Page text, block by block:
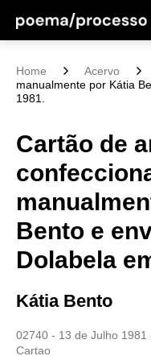
Home Acervo
manualmente por Kátia
1981.
Cartão de
Bento e
Dolabela
Kátia Bento
02740 - 13 de Julho 1981
Cartao